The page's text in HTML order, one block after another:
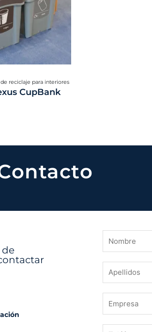
reciclaje para interiores
CupBank
de